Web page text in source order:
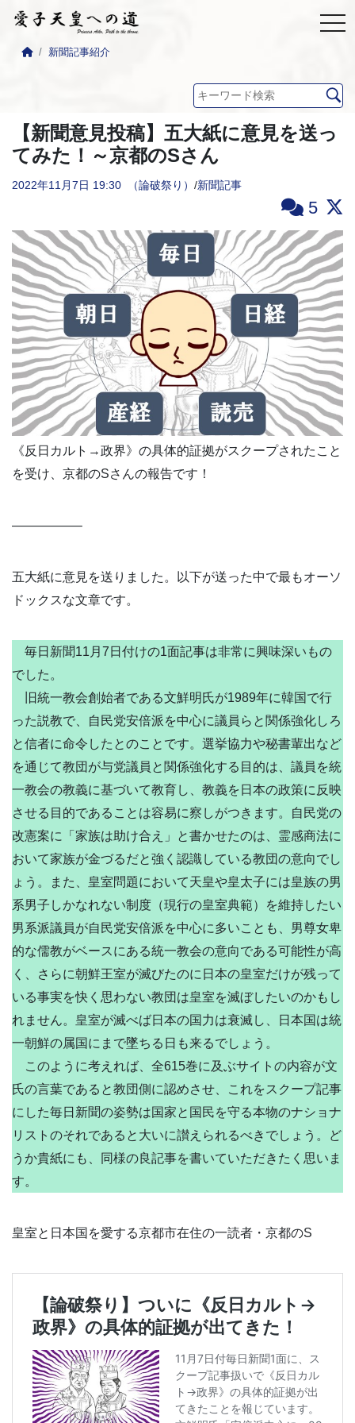
新聞記事紹介
【新聞意見投稿】五大紙に意見を送っ
てみた！～京都のSさん
2022年11月7日 19:30 （論破祭り） /新聞記事
5
《反日カルト→政界》の具体的証拠がスクープされたこと
を受け、京都のSさんの報告です！
—————–
五大紙に意見を送りました。以下が送った中で最もオーソ
ドックスな文章です。
毎日新聞11月7日付けの1面記事は非常に興味深いもの
でした。
旧統一教会創始者である文鮮明氏が1989年に韓国で行
った説教で、自民党安倍派を中心に議員らと関係強化しろ
と信者に命令したとのことです。選挙協力や秘書輩出など
を通じて教団が与党議員と関係強化する目的は、議員を統
一教会の教義に基づいて教育し、教義を日本の政策に反映
させる目的であることは容易に察しがつきます。自民党の
改憲案に「家族は助け合え」と書かせたのは、霊感商法に
おいて家族が金づるだと強く認識している教団の意向でし
ょう。また、皇室問題において天皇や皇太子には皇族の男
系男子しかなれない制度（現行の皇室典範）を維持したい
男系派議員が自民党安倍派を中心に多いことも、男尊女卑
的な儒教がベースにある統一教会の意向である可能性が高
く、さらに朝鮮王室が滅びたのに日本の皇室だけが残って
いる事実を快く思わない教団は皇室を滅ぼしたいのかもし
れません。皇室が滅べば日本の国力は衰滅し、日本国は統
一朝鮮の属国にまで墜ちる日も来るでしょう。
このように考えれば、全615巻に及ぶサイトの内容が文
氏の言葉であると教団側に認めさせ、これをスクープ記事
にした毎日新聞の姿勢は国家と国民を守る本物のナショナ
リストのそれであると大いに讃えられるべきでしょう。ど
うか貴紙にも、同様の良記事を書いていただきたく思いま
す。
皇室と日本国を愛する京都市在住の一読者・京都のS